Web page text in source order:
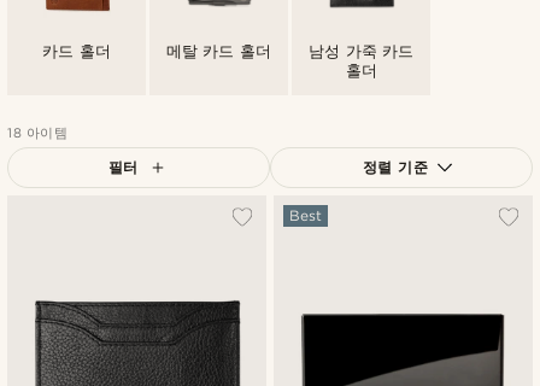
카드 홀더 메탈 카드 홀더
남성 가죽 카드
홀더
18 아이템
필터 정렬 기준
가장 인기 있는
높은가격순
Best